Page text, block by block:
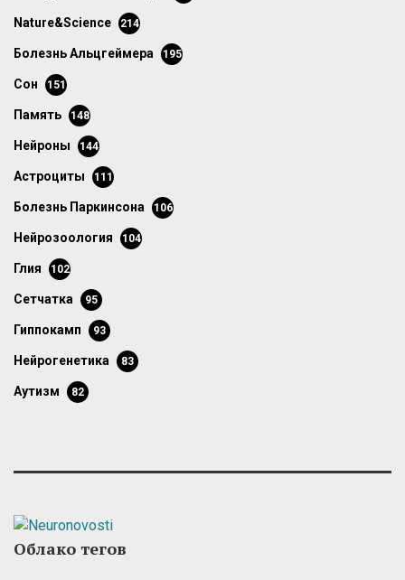
Nature&Science 214
болезнь Альцгеймера 195
сон 151
память 148
нейроны 144
астроциты 111
болезнь Паркинсона 106
нейрозоология 104
глия 102
сетчатка 95
гиппокамп 93
нейрогенетика 83
аутизм 82
Облако тегов